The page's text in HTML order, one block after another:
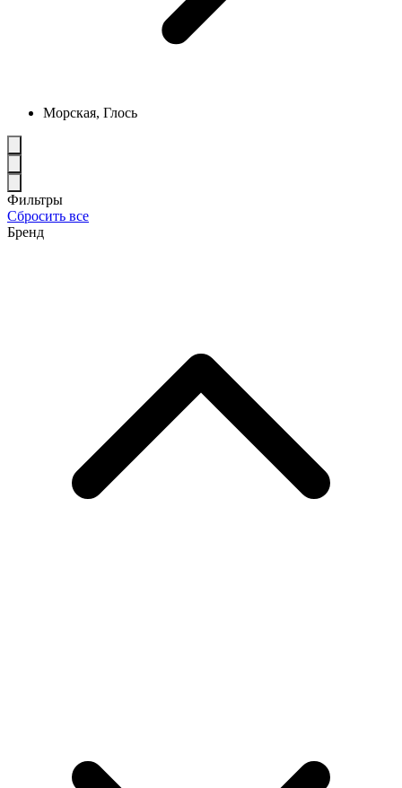
Морская, Глось
Фильтры
Сбросить все
Бренд